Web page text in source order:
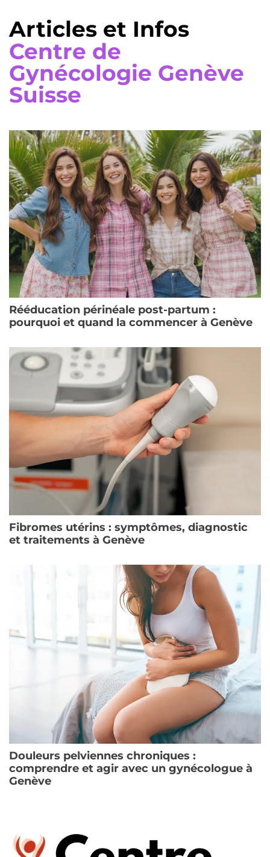
Articles et Infos
Centre de
Gynécologie Genève
Suisse
Rééducation périnéale post-partum :
pourquoi et quand la commencer à Genève
Fibromes utérins : symptômes, diagnostic
et traitements à Genève
Douleurs pelviennes chroniques :
comprendre et agir avec un gynécologue à
Genève